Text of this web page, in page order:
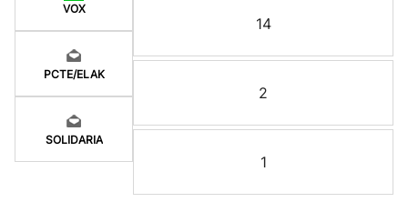
VOX
PCTE/ELAK
SOLIDARIA
14
2
1